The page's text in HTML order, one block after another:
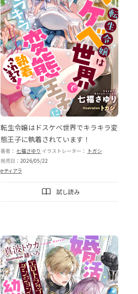
転生令嬢はドスケベ世界でキラキラ変
態王子に執着されています！
著者： 七福さゆり イラストレーター： トガシ
発売日： 2026/05/22
e-ティアラ
試し読み